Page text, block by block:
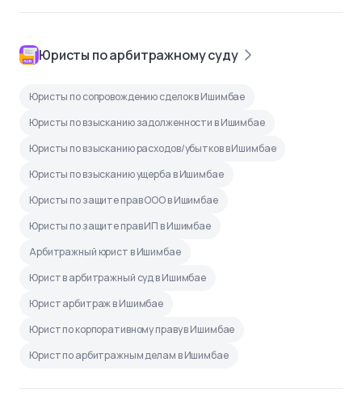
Юристы по арбитражному суду
Юристы по сопровождению сделок в Ишимбае
Юристы по взысканию задолженности в Ишимбае
Юристы по взысканию расходов/убытков в Ишимбае
Юристы по взысканию ущерба в Ишимбае
Юристы по защите прав ООО в Ишимбае
Юристы по защите прав ИП в Ишимбае
Арбитражный юрист в Ишимбае
Юрист в арбитражный суд в Ишимбае
Юрист арбитраж в Ишимбае
Юрист по корпоративному праву в Ишимбае
Юрист по арбитражным делам в Ишимбае